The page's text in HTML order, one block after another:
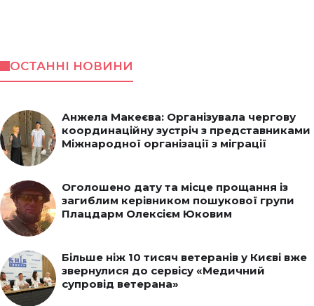
ОСТАННІ НОВИНИ
Анжела Макеєва: Організувала чергову
координаційну зустріч з представниками
Міжнародної організації з міграції
Оголошено дату та місце прощання із
загиблим керівником пошукової групи
Плацдарм Олексієм Юковим
Більше ніж 10 тисяч ветеранів у Києві вже
звернулися до сервісу «Медичний
супровід ветерана»